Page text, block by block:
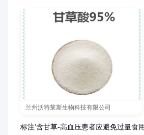
兰州沃特莱斯生物科技有限公司
标注'含甘草-高血压患者应避免过量食用